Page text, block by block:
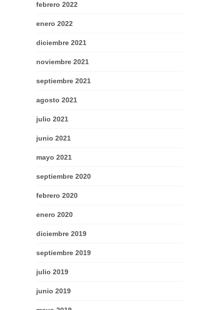
febrero 2022
enero 2022
diciembre 2021
noviembre 2021
septiembre 2021
agosto 2021
julio 2021
junio 2021
mayo 2021
septiembre 2020
febrero 2020
enero 2020
diciembre 2019
septiembre 2019
julio 2019
junio 2019